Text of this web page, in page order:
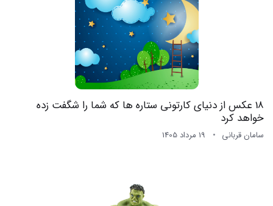
18 عکس از دنیای کارتونی ستاره ها که شما را شگفت زده
خواهد کرد
سامان قربانی 19 مرداد 1405